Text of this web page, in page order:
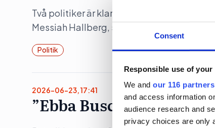
Consent
Responsible use of your
We and our 116 partners
and access information
audience research and
privacy choices are only
Två politiker är klara när musikfestivalen
Messiah Hallberg, som vanligtvis leder
Politik
2026-06-23, 17:41
”Ebba Buschs